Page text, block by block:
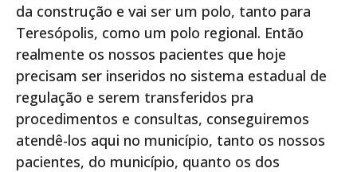
da construção e vai ser um polo, tanto para
Teresópolis, como um polo regional. Então
realmente os nossos pacientes que hoje
precisam ser inseridos no sistema estadual de
regulação e serem transferidos pra
procedimentos e consultas, conseguiremos
atendê-los aqui no município, tanto os nossos
pacientes, do município, quanto os dos